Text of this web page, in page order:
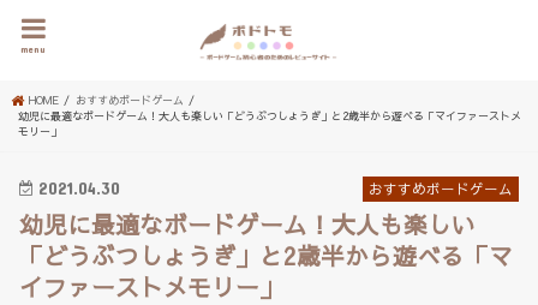
menu
HOME
おすすめボードゲーム
幼児に最適なボードゲーム！大人も楽しい「どうぶつしょうぎ」と2歳半から遊べる「マイファーストメ
モリー」
おすすめボードゲーム
2021.04.30
幼児に最適なボードゲーム！大人も楽しい
「どうぶつしょうぎ」と2歳半から遊べる「マ
イファーストメモリー」